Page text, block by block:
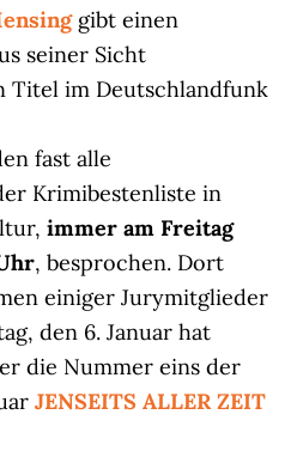
gibt einen
seiner Sicht
Titel im Deutschlandfunk
fast alle
Krimibestenliste in
immer am Freitag
, besprochen. Dort
einiger Jurymitglieder
den 6. Januar hat
die Nummer eins der
JENSEITS ALLER ZEIT